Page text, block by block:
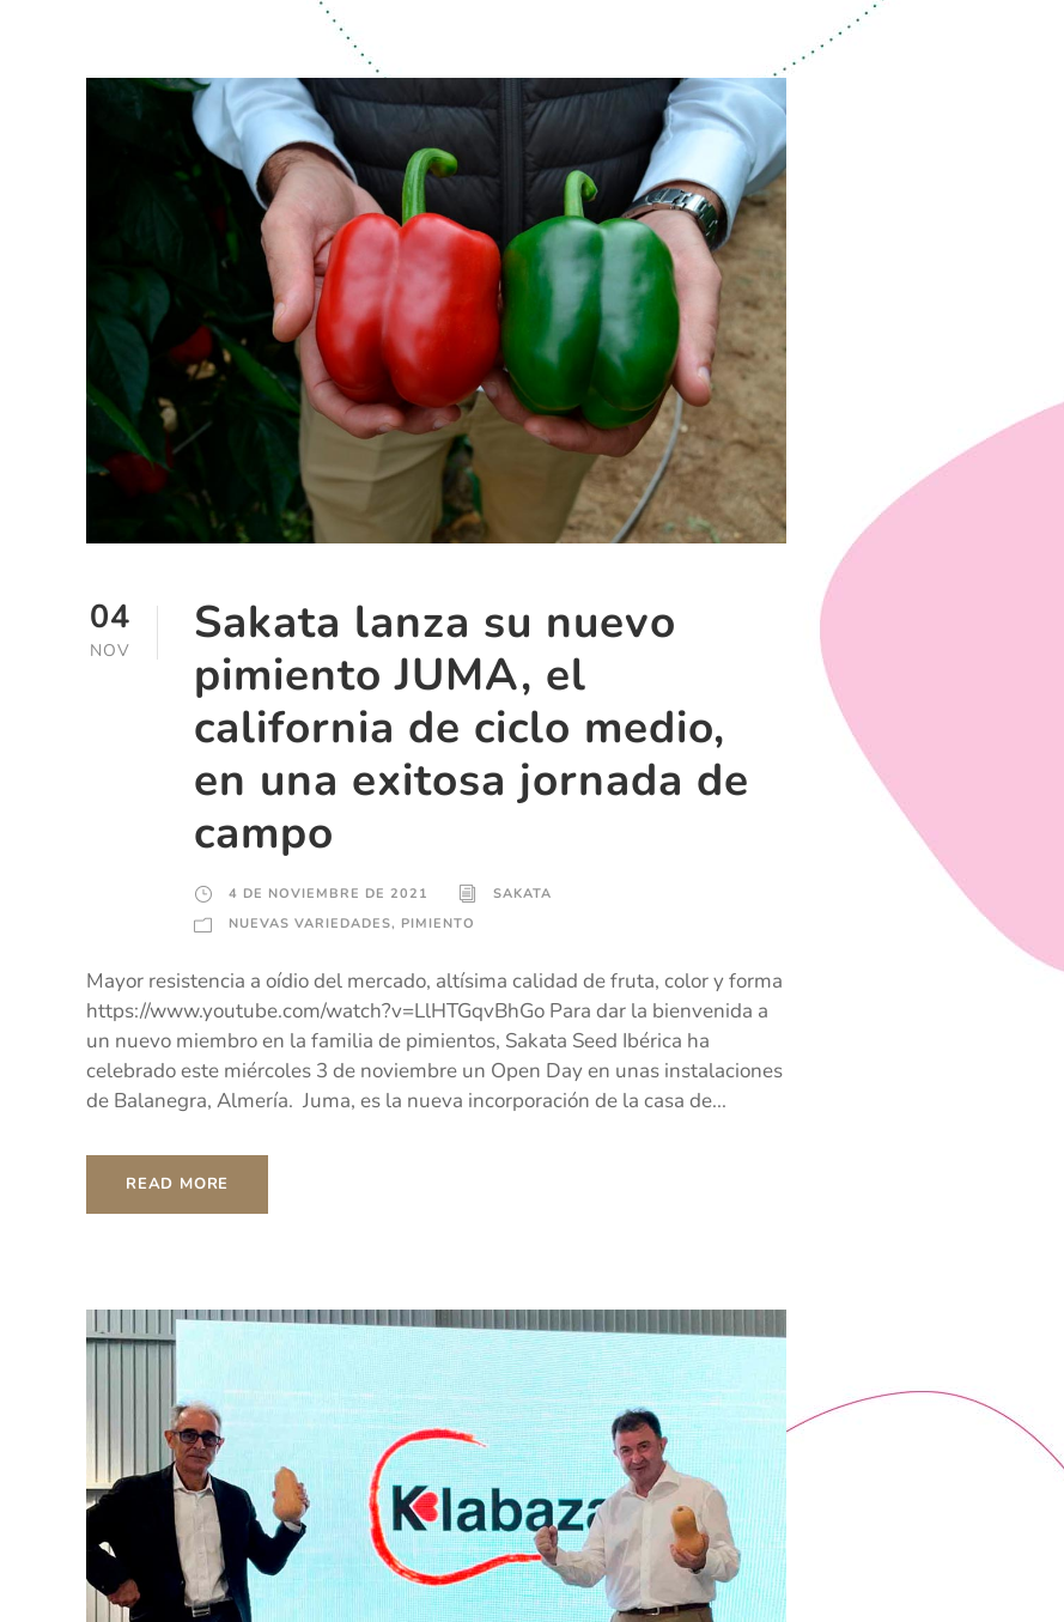
04
NOV
Sakata lanza su nuevo
pimiento JUMA, el
california de ciclo medio,
en una exitosa jornada de
campo
4 DE NOVIEMBRE DE 2021
SAKATA
NUEVAS VARIEDADES, PIMIENTO
Mayor resistencia a oídio del mercado, altísima calidad de fruta, color y forma
https://www.youtube.com/watch?v=LlHTGqvBhGo Para dar la bienvenida a
un nuevo miembro en la familia de pimientos, Sakata Seed Ibérica ha
celebrado este miércoles 3 de noviembre un Open Day en unas instalaciones
de Balanegra, Almería. Juma, es la nueva incorporación de la casa de...
READ MORE